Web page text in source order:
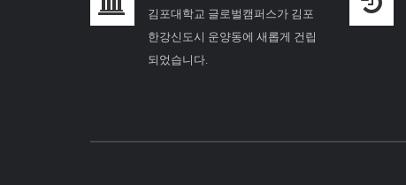
김포대학교 글로벌캠퍼스가 김포
한강신도시 운양동에 새롭게 건립
되었습니다.